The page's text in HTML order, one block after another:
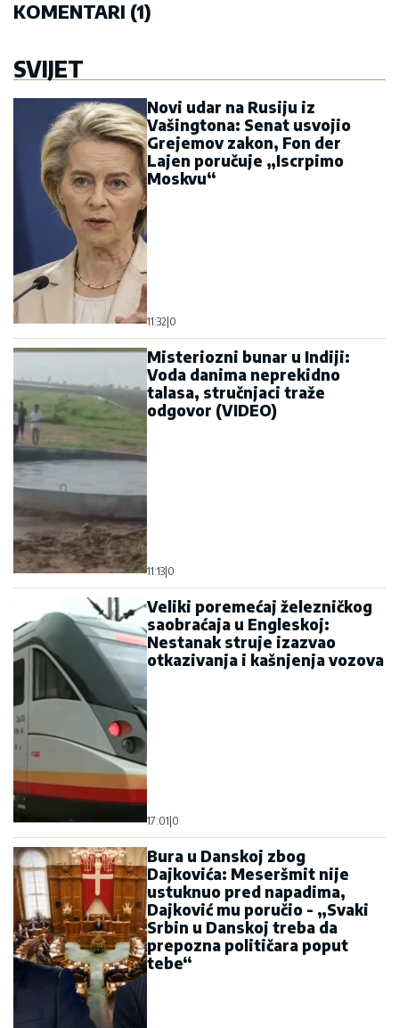
KOMENTARI (1)
SVIJET
Novi udar na Rusiju iz
Vašingtona: Senat usvojio
Grejemov zakon, Fon der
Lajen poručuje „Iscrpimo
Moskvu“
11:32 0
Misteriozni bunar u Indiji:
Voda danima neprekidno
talasa, stručnjaci traže
odgovor (VIDEO)
11:13 0
Veliki poremećaj železničkog
saobraćaja u Engleskoj:
Nestanak struje izazvao
otkazivanja i kašnjenja vozova
17:01 0
Bura u Danskoj zbog
Dajkovića: Meseršmit nije
ustuknuo pred napadima,
Dajković mu poručio - „Svaki
Srbin u Danskoj treba da
prepozna političara poput
tebe“